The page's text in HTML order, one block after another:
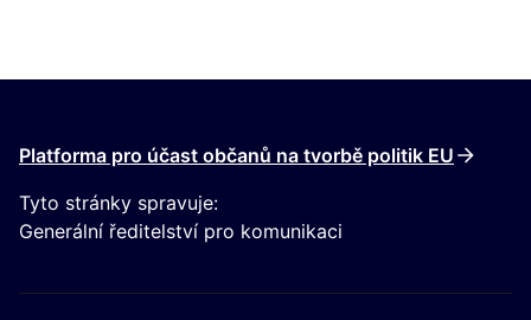
Platforma pro účast občanů na tvorbě politik EU
Tyto stránky spravuje:
Generální ředitelství pro komunikaci